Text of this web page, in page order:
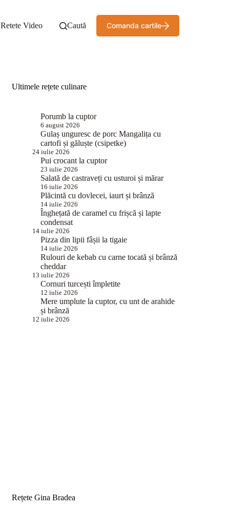
Retete Video Caută Comanda cartile
Ultimele rețete culinare
Porumb la cuptor
6 august 2026
Gulaș unguresc de porc Mangalița cu
cartofi și găluște (csipetke)
24 iulie 2026
Pui crocant la cuptor
23 iulie 2026
Salată de castraveți cu usturoi și mărar
16 iulie 2026
Plăcintă cu dovlecei, iaurt și brânză
14 iulie 2026
Înghețată de caramel cu frișcă și lapte
condensat
14 iulie 2026
Pizza din lipii fâșii la tigaie
14 iulie 2026
Rulouri de kebab cu carne tocată și brânză
cheddar
13 iulie 2026
Cornuri turcești împletite
12 iulie 2026
Mere umplute la cuptor, cu unt de arahide
și brânză
12 iulie 2026
Rețete Gina Bradea